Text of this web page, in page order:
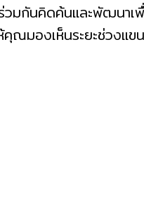
วมกันคิดค้นและพัฒนาเ
คุณมองเห็นระยะช่วงแข